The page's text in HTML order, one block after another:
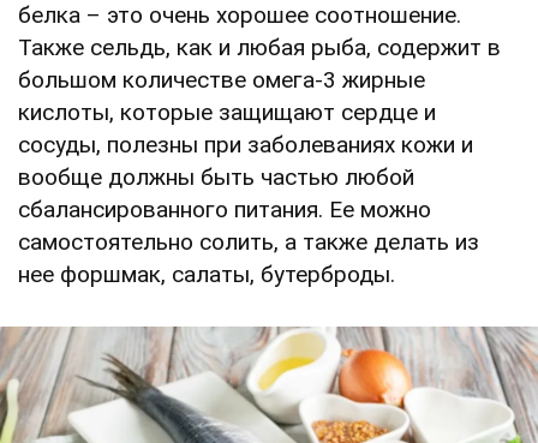
белка – это очень хорошее соотношение.
Также сельдь, как и любая рыба, содержит в
большом количестве омега-3 жирные
кислоты, которые защищают сердце и
сосуды, полезны при заболеваниях кожи и
вообще должны быть частью любой
сбалансированного питания. Ее можно
самостоятельно солить, а также делать из
нее форшмак, салаты, бутерброды.